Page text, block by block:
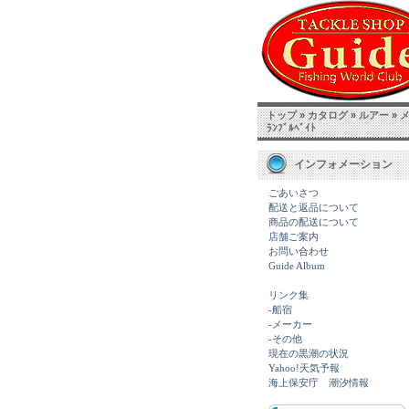
トップ»カタログ»ルアー»
ﾗﾝﾌﾞﾙﾍﾞｲﾄ
インフォメーション
ごあいさつ
配送と返品について
商品の配送について
店舗ご案内
お問い合わせ
Guide Album
リンク集
-船宿
-メーカー
-その他
現在の黒潮の状況
Yahoo!天気予報
海上保安庁 潮汐情報